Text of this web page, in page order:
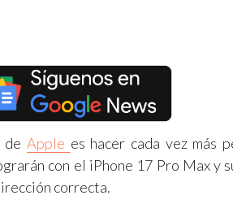
de Apple es hacer cada vez más
con el iPhone 17 Pro Max y
correcta.